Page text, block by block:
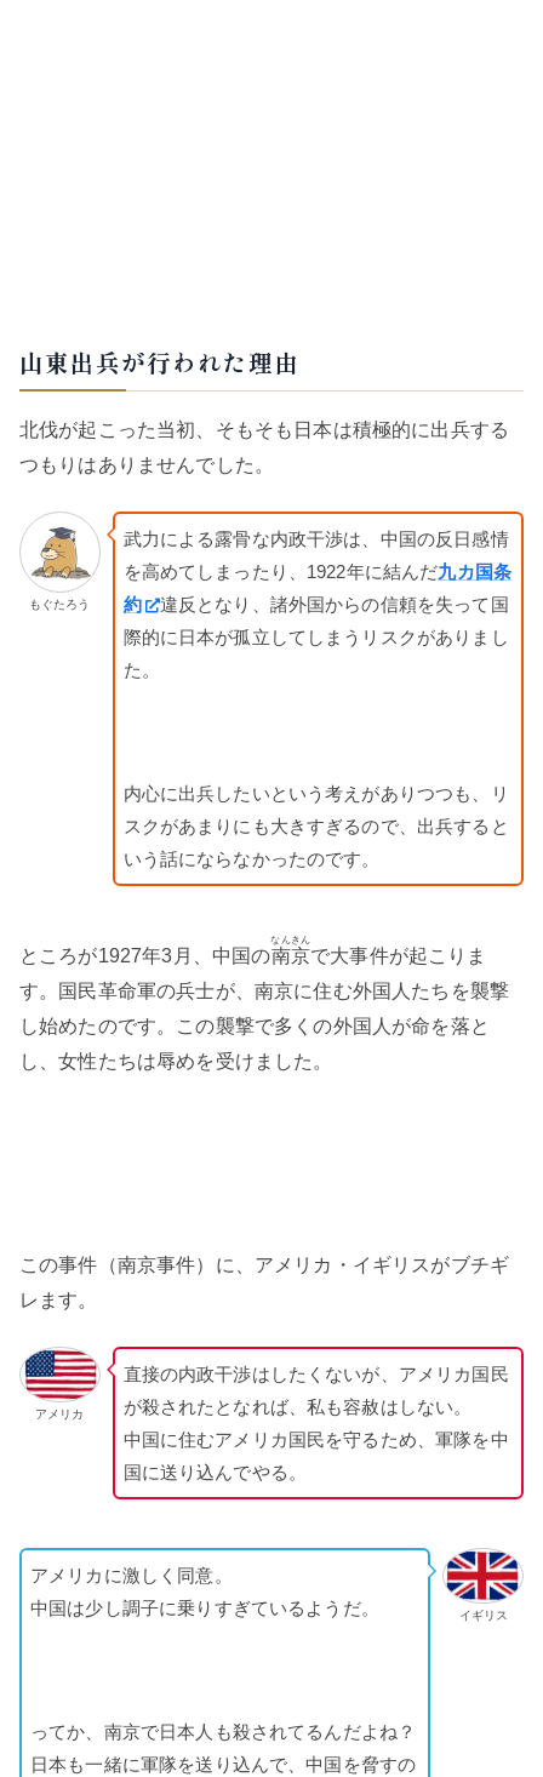
山東出兵が行われた理由
北伐が起こった当初、そもそも日本は積極的に出兵する
つもりはありませんでした。
もぐたろう
武力による露骨な内政干渉は、中国の反日感情
を高めてしまったり、1922年に結んだ九カ国条
約
違反となり、諸外国からの信頼を失って国
際的に日本が孤立してしまうリスクがありまし
た。
内心に出兵したいという考えがありつつも、リ
スクがあまりにも大きすぎるので、出兵すると
いう話にならなかったのです。
ところが1927年3月、中国の南京
なんきん
で大事件が起こりま
す。国民革命軍の兵士が、南京に住む外国人たちを襲撃
し始めたのです。この襲撃で多くの外国人が命を落と
し、女性たちは辱めを受けました。
この事件（南京事件）に、アメリカ・イギリスがブチギ
レます。
アメリカ
直接の内政干渉はしたくないが、アメリカ国民
が殺されたとなれば、私も容赦はしない。
中国に住むアメリカ国民を守るため、軍隊を中
国に送り込んでやる。
イギリス
アメリカに激しく同意。
中国は少し調子に乗りすぎているようだ。
ってか、南京で日本人も殺されてるんだよね？
日本も一緒に軍隊を送り込んで、中国を脅すの